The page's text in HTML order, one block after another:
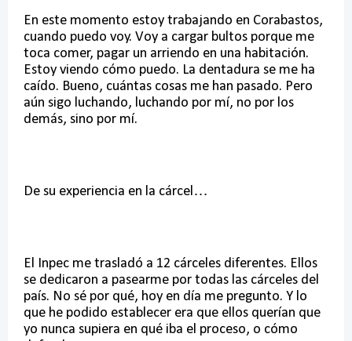
En este momento estoy trabajando en Corabastos,
cuando puedo voy. Voy a cargar bultos porque me
toca comer, pagar un arriendo en una habitación.
Estoy viendo cómo puedo. La dentadura se me ha
caído. Bueno, cuántas cosas me han pasado. Pero
aún sigo luchando, luchando por mí, no por los
demás, sino por mí.
De su experiencia en la cárcel…
El Inpec me trasladó a 12 cárceles diferentes. Ellos
se dedicaron a pasearme por todas las cárceles del
país. No sé por qué, hoy en día me pregunto. Y lo
que he podido establecer era que ellos querían que
yo nunca supiera en qué iba el proceso, o cómo